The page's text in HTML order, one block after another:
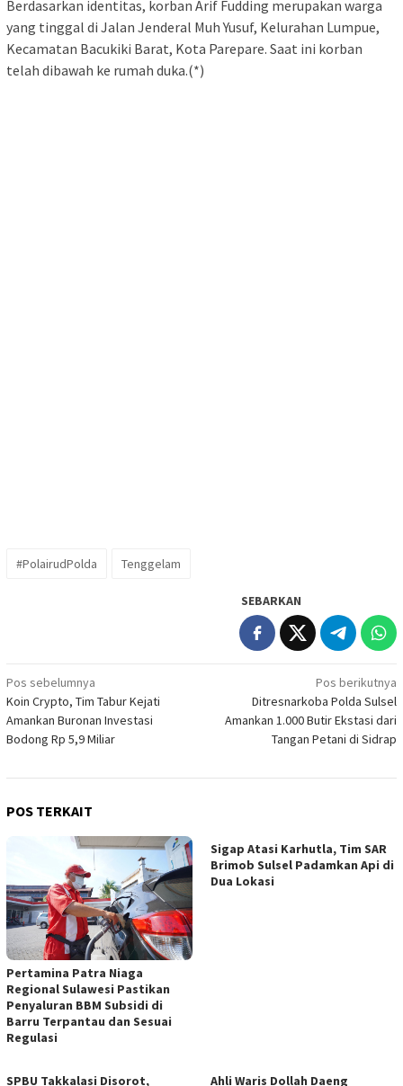
Berdasarkan identitas, korban Arif Fudding merupakan warga
yang tinggal di Jalan Jenderal Muh Yusuf, Kelurahan Lumpue,
Kecamatan Bacukiki Barat, Kota Parepare. Saat ini korban
telah dibawah ke rumah duka.(*)
#PolairudPolda Tenggelam
SEBARKAN
Navigasi
pos
Pos sebelumnya
Koin Crypto, Tim Tabur Kejati
Amankan Buronan Investasi
Bodong Rp 5,9 Miliar
Pos berikutnya
Ditresnarkoba Polda Sulsel
Amankan 1.000 Butir Ekstasi dari
Tangan Petani di Sidrap
POS TERKAIT
Pertamina Patra Niaga
Regional Sulawesi Pastikan
Penyaluran BBM Subsidi di
Barru Terpantau dan Sesuai
Regulasi
Sigap Atasi Karhutla, Tim SAR
Brimob Sulsel Padamkan Api di
Dua Lokasi
SPBU Takkalasi Disorot,
Ahli Waris Dollah Daeng